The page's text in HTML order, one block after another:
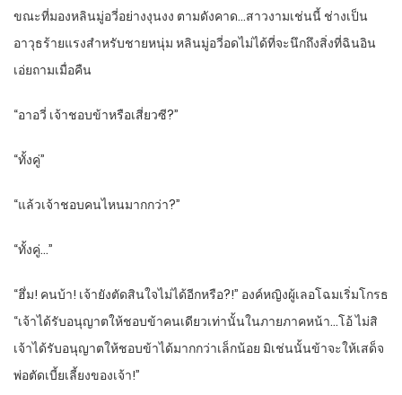
ขณะที่มองหลินมู่อวี่อย่างงุนงง ตามดังคาด…สาวงามเช่นนี้ ช่างเป็น
อาวุธร้ายแรงสำหรับชายหนุ่ม หลินมู่อวี่อดไม่ได้ที่จะนึกถึงสิ่งที่ฉินอิน
เอ่ยถามเมื่อคืน
“อาอวี่ เจ้าชอบข้าหรือเสี่ยวซี?”
“ทั้งคู่”
“แล้วเจ้าชอบคนไหนมากกว่า?”
“ทั้งคู่…”
“ฮึ่ม! คนบ้า! เจ้ายังตัดสินใจไม่ได้อีกหรือ?!” องค์หญิงผู้เลอโฉมเริ่มโกรธ
“เจ้าได้รับอนุญาตให้ชอบข้าคนเดียวเท่านั้นในภายภาคหน้า…โอ้ ไม่สิ
เจ้าได้รับอนุญาตให้ชอบข้าได้มากกว่าเล็กน้อย มิเช่นนั้นข้าจะให้เสด็จ
พ่อตัดเบี้ยเลี้ยงของเจ้า!”